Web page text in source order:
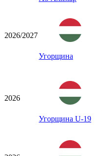
2026/2027
Угорщина
2026
Угорщина U-19